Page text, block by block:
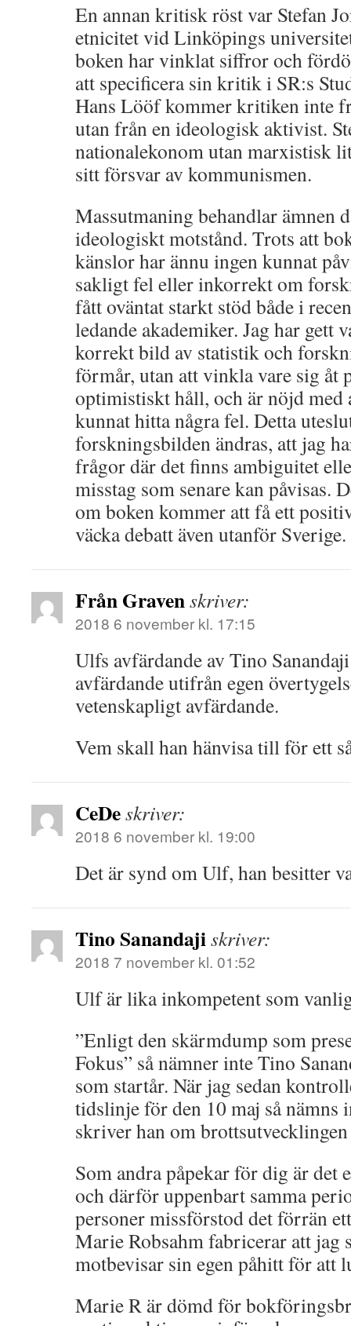
En annan kritisk röst var Stefan
etnicitet vid Linköpings
boken har vinklat siffror och
att specificera sin kritik i SR:s
Hans Lööf kommer kritiken inte
utan från en ideologisk aktivist.
nationalekonom utan marxistisk
sitt försvar av kommunismen.
Massutmaning behandlar ämnen
ideologiskt motstånd. Trots att
känslor har ännu ingen kunnat
sakligt fel eller inkorrekt om
fått oväntat starkt stöd både i
ledande akademiker. Jag har gett
korrekt bild av statistik och
förmår, utan att vinkla vare sig åt
optimistiskt håll, och är nöjd
kunnat hitta några fel. Detta
forskningsbilden ändras, att jag
frågor där det finns ambiguitet
misstag som senare kan påvisas.
om boken kommer att få ett
väcka debatt även utanför Sverige.
Från Gravenskriver:
2018 6 november kl. 17:15
Ulfs avfärdande av Tino
avfärdande utifrån egen
vetenskapligt avfärdande.
Vem skall han hänvisa till för ett
CeDeskriver:
2018 6 november kl. 19:00
Det är synd om Ulf, han besitter
Tino Sanandajiskriver:
2018 7 november kl. 01:52
Ulf är lika inkompetent som
”Enligt den skärmdump som
Fokus” så nämner inte Tino
som startår. När jag sedan
tidslinje för den 10 maj så nämns
skriver han om brottsutvecklingen
Som andra påpekar för dig är det
och därför uppenbart samma
personer missförstod det förrän
Marie Robsahm fabricerar att jag
motbevisar sin egen påhitt för att
Marie R är dömd för